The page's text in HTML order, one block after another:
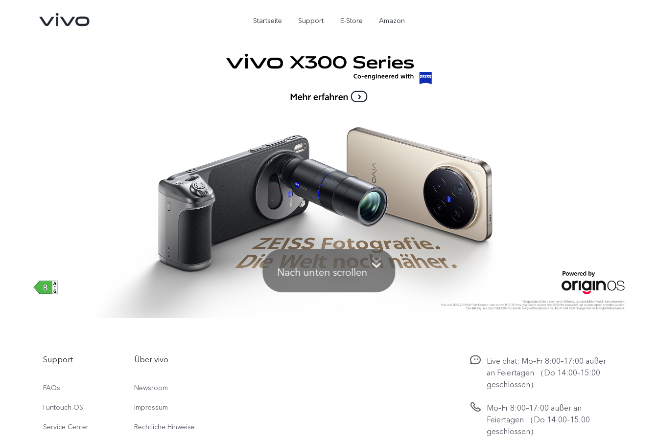
Startseite Support E-Store Amazon
Nach unten scrollen
Support
FAQs
Funtouch OS
Service Center
Über vivo
Newsroom
Impressum
Rechtliche Hinweise
Live chat: Mo–Fr 8:00–17:00 außer
an Feiertagen （Do 14:00–15:00
geschlossen）
Mo–Fr 8:00–17:00 außer an
Feiertagen （Do 14:00–15:00
geschlossen）